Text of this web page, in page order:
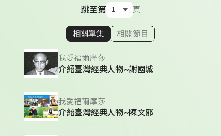
跳至第 頁
顯示相關單集
相關單集 相關節目
我愛福爾摩莎
介紹臺灣經典人物~謝國城
我愛福爾摩莎
介紹臺灣經典人物~陳文郁